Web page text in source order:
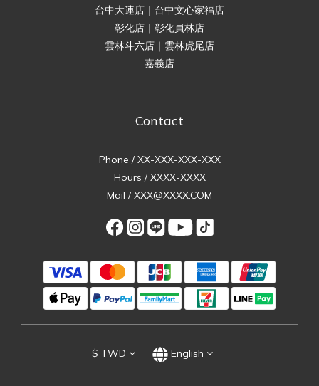
台中大連店｜台中文心家福店
彰化店｜彰化員林店
雲林斗六店｜雲林虎尾店
嘉義店
Contact
Phone / XX-XXX-XXX-XXX
Hours / XXXX-XXXX
Mail / XXX@XXXX.COM
$ TWD English